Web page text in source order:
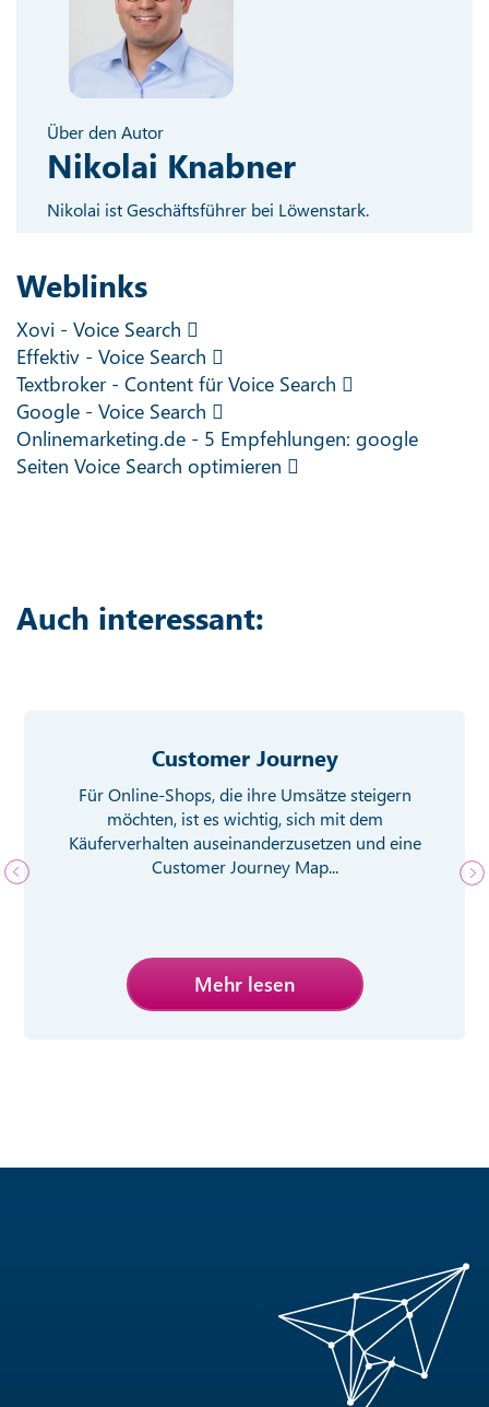
Über den Autor
Nikolai Knabner
Nikolai ist Geschäftsführer bei Löwenstark.
Weblinks
Xovi - Voice Search
Effektiv - Voice Search
Textbroker - Content für Voice Search
Google - Voice Search
Onlinemarketing.de - 5 Empfehlungen: google
Seiten Voice Search optimieren
Auch interessant:
Customer Journey
Für Online-Shops, die ihre Umsätze steigern
möchten, ist es wichtig, sich mit dem
Käuferverhalten auseinanderzusetzen und eine
Customer Journey Map...
Mehr lesen